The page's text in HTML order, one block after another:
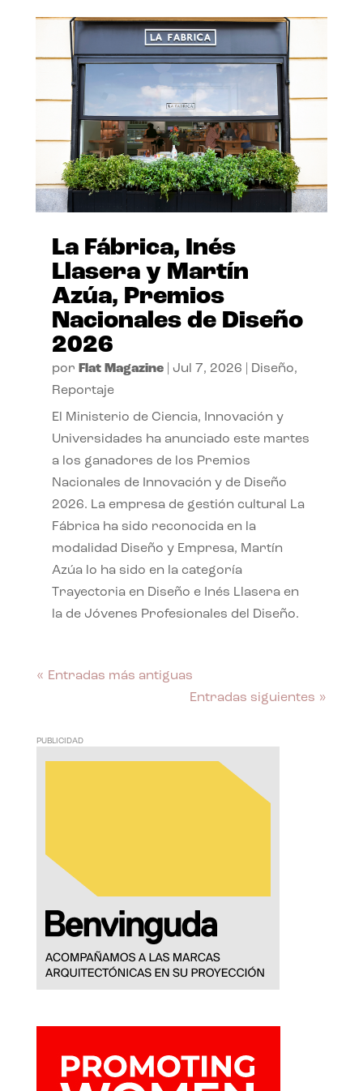
La Fábrica, Inés
Llasera y Martín
Azúa, Premios
Nacionales de Diseño
2026
por Flat Magazine| Jul 7, 2026 Diseño,
Reportaje
El Ministerio de Ciencia, Innovación y
Universidades ha anunciado este martes
a los ganadores de los Premios
Nacionales de Innovación y de Diseño
2026. La empresa de gestión cultural La
Fábrica ha sido reconocida en la
modalidad Diseño y Empresa, Martín
Azúa lo ha sido en la categoría
Trayectoria en Diseño e Inés Llasera en
la de Jóvenes Profesionales del Diseño.
« Entradas más antiguas
Entradas siguientes »
PUBLICIDAD